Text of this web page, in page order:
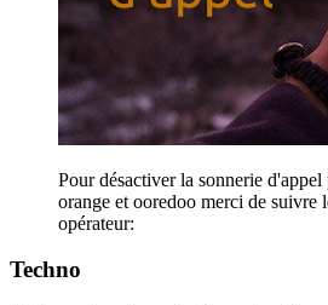
Pour désactiver la sonnerie
orange et ooredoo merci de suivre
opérateur:
Techno